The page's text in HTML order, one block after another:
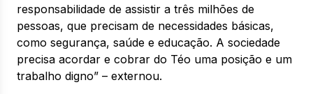
responsabilidade de assistir a três milhões de
pessoas, que precisam de necessidades básicas,
como segurança, saúde e educação. A sociedade
precisa acordar e cobrar do Téo uma posição e um
trabalho digno” – externou.